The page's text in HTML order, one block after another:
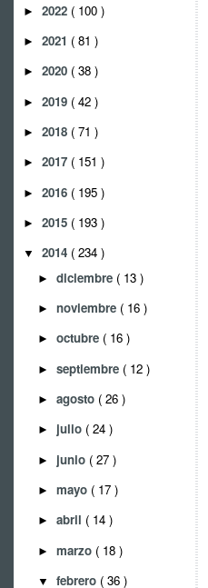
► 2022 ( 100 )
► 2021 ( 81 )
► 2020 ( 38 )
► 2019 ( 42 )
► 2018 ( 71 )
► 2017 ( 151 )
► 2016 ( 195 )
► 2015 ( 193 )
▼ 2014 ( 234 )
► diciembre ( 13 )
► noviembre ( 16 )
► octubre ( 16 )
► septiembre ( 12 )
► agosto ( 26 )
► julio ( 24 )
► junio ( 27 )
► mayo ( 17 )
► abril ( 14 )
► marzo ( 18 )
▼ febrero ( 36 )